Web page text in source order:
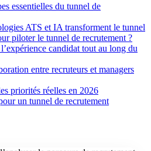
essentielles du tunnel de
ATS et IA transforment le tunnel
piloter le tunnel de recrutement ?
candidat tout au long du
entre recruteurs et managers
priorités réelles en 2026
un tunnel de recrutement